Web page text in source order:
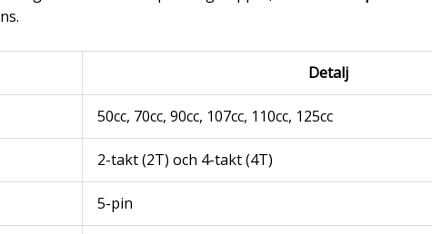
Detalj
50cc, 70cc, 90cc, 107cc, 110cc, 125cc
2-takt (2T) och 4-takt (4T)
5-pin